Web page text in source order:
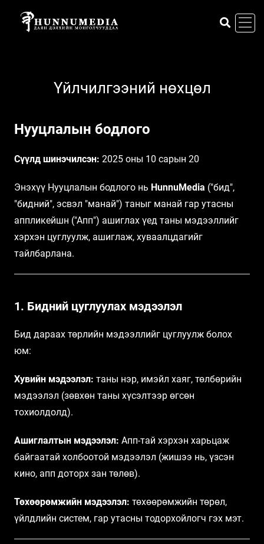
Үйлчилгээний нөхцөл
Нууцлалын бодлого
Сүүлд шинэчилсэн: 2025 оны 10 сарын 20
Энэхүү Нууцлалын бодлого нь HunnuMedia ("бид",
"бидний", эсвэл "манай") таныг манай гар утасны
аппликейшн ("Апп") ашиглах үед таны мэдээллийг
хэрхэн цуглуулж, ашиглаж, хуваалцдагийг
тайлбарлана.
1. Бидний цуглуулах мэдээлэл
Бид дараах төрлийн мэдээллийг цуглуулж болох
юм:
Хувийн мэдээлэл: таны нэр, имэйл хаяг, төлбөрийн
мэдээлэл (зөвхөн таны хүсэлтээр өгсөн
тохиолдолд).
Ашиглалтын мэдээлэл: Апп-тай хэрхэн харьцаж
байгаатай холбоотой мэдээлэл (жишээ нь, үзсэн
кино, апп доторх зан төлөв).
Төхөөрөмжийн мэдээлэл: төхөөрөмжийн төрөл,
үйлдлийн систем, гар утасны тодорхойлогч гэх мэт.